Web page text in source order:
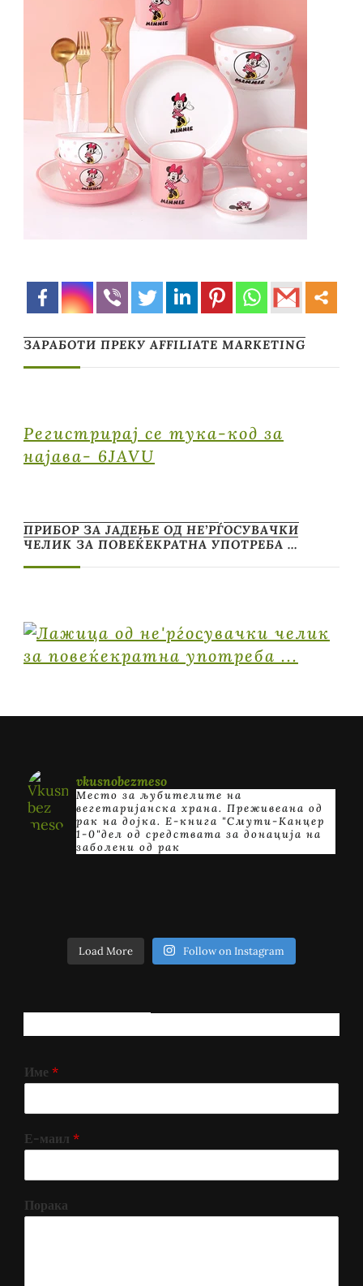
ЗАРАБОТИ ПРЕКУ AFFILIATE MARKETING
Регистрирај се тука-код за
најава- 6JAVU
ПРИБОР ЗА ЈАДЕЊЕ ОД НЕ’РЃОСУВАЧКИ
ЧЕЛИК ЗА ПОВЕЌЕКРАТНА УПОТРЕБА …
vkusnobezmeso
Место за љубителите на
вегетаријанска храна. Преживеана од
рак на дојка. E-книга "Смути-Канцер
1-0"дел од средствата за донација на
заболени од рак
Load More Follow on Instagram
Име *
Е-маил *
Порака